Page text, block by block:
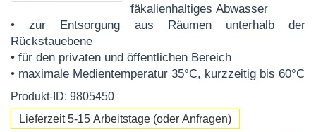
fäkalienhaltiges Abwasser
• zur Entsorgung aus Räumen unterhalb der
Rückstauebene
• für den privaten und öffentlichen Bereich
• maximale Medientemperatur 35°C, kurzzeitig bis 60°C
Produkt-ID: 9805450
Lieferzeit 5-15 Arbeitstage (oder Anfragen)